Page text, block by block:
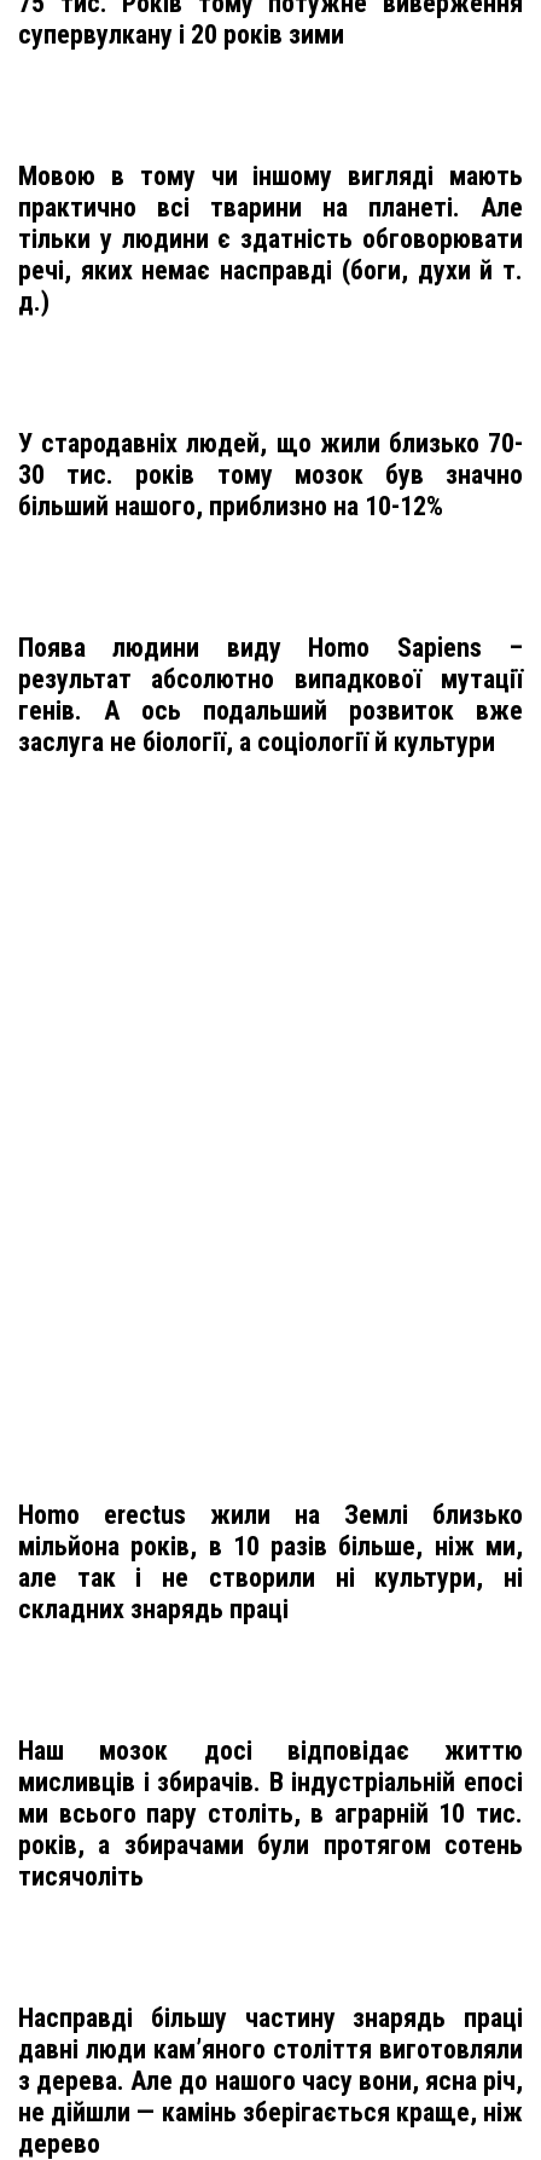
супервулкану і 20 років зими
Мовою в тому чи іншому вигляді мають
практично всі тварини на планеті. Але
тільки у людини є здатність обговорювати
речі, яких немає насправді (боги, духи й т.
д.)
У стародавніх людей, що жили близько 70-
30 тис. pоків тому мозок був значно
більший нашого, приблизно на 10-12%
Поява людини виду Homo Sapiens –
результат абсолютно випадкової мутації
генів. А ось подальший розвиток вже
заслуга не біології, а соціології й культури
Homo erectus жили на Землі близько
мільйона років, в 10 разів більше, ніж ми,
але так і не створили ні культури, ні
складних знарядь праці
Наш мозок досі відповідає життю
мисливців і збирачів. В індустріальній епосі
ми всього пару століть, в аграрній 10 тис.
pоків, а збирачами були протягом сотень
тисячоліть
Насправді більшу частину знарядь праці
давні люди кам’яного століття виготовляли
з дерева. Але до нашого часу вони, ясна річ,
не дійшли — камінь зберігається краще, ніж
дерево